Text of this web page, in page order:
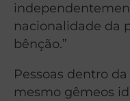
nacionalidade da
bênção.”
Pessoas dentro
mesmo gêmeos